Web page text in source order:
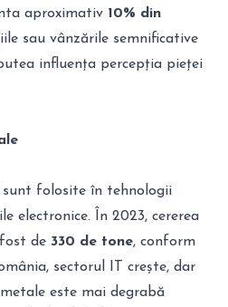
aproximativ 10% din
sau vânzările semnificative
influența percepția pieței
folosite în tehnologii
electronice. În 2023, cererea
de 330 de tone, conform
sectorul IT crește, dar
este mai degrabă